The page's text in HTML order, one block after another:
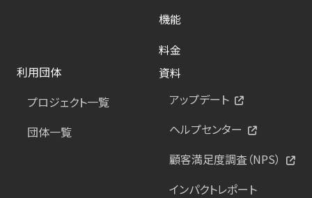
機能
料金
利用団体
プロジェクト一覧
団体一覧
資料
アップデート
ヘルプセンター
顧客満足度調査（NPS）
インパクトレポート